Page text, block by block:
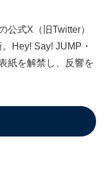
公式X（旧Twitter）
Hey! Say! JUMP・
紙を解禁し、反響を